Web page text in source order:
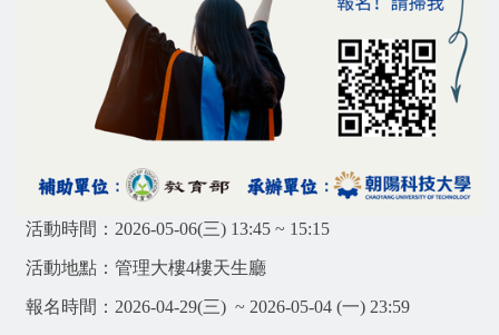
活動時間： 2026-05-06(三) 13:45 ~ 1 5:1 5
活動地點： 管理大樓4樓天生廳
報名時間： 2026-04-29(三) ~ 2026-05-04 (一) 23:59